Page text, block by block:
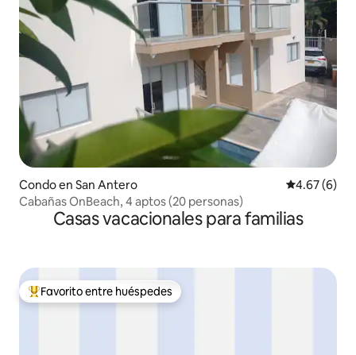
Condo en San Antero Calificación
4.67 (6)
Cabañas OnBeach, 4 aptos (20 personas)
Casas vacacionales para familias
Favorito entre huéspedes preferido
Favorito entre huéspedes